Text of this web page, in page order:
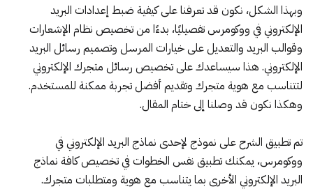
وبهذا الشكل، نكون قد تعرفنا على كيفية ضبط إعدادات البريد
الإلكتروني في ووكومرس تفصيليًا، بدءًا من تخصيص نظام الإشعارات
وقوالب البريد والتعديل على خيارات المرسل وتصميم رسائل البريد
الإلكتروني. هذا سيساعدك على تخصيص رسائل متجرك الإلكتروني
لتتناسب مع هوية متجرك وتقديم أفضل تجربة ممكنة للمستخدم.
وهكذا نكون قد وصلنا إلى ختام المقال.
تم تطبيق الشرح على نموذج لإحدى نماذج البريد الإلكتروني في
ووكومرس، يمكنك تطبيق نفس الخطوات في تخصيص كافة نماذج
البريد الإلكتروني الأخرى بما يتناسب مع هوية ومتطلبات متجرك.